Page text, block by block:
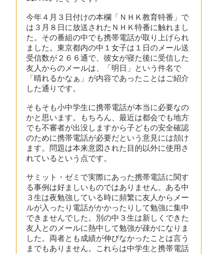
今年４月３日付けの本欄「ＮＨＫ教育特番」で
は３月８日に放送されたＮＨＫ特番に触れまし
た。その番組の中でも携帯電話が取り上げられ
ました。東京都内の中１女子は１日のメール送
受信数が２６６通で、彼女が寝た後に受信した
友人からのメールは、「明日」という件名で
「晴れるかなぁ」が内容であったことはご紹介
した通りです。
そもそも小中学生に携帯電話が本当に必要なの
かと思います。もちろん、最近は都会でも地方
でも不審者が出没しますから子どもの安全確認
のために携帯電話が必要だという意見には頷け
ます。問題は本来意図された目的以外に使用さ
れているという点です。
サミット・ゼミで実際にあった携帯電話に関す
る事例は好ましいものではありません。ある中
３生は夜勉強している時に頻繁に友人からメー
ルが入ったり電話がかかったりして勉強に集中
できませんでした。別の中３生は新しくできた
友人とのメールに熱中して勉強が疎かになりま
した。両者とも成績が伸びなかったことは言う
までもありません。これらは中学生と携帯電話